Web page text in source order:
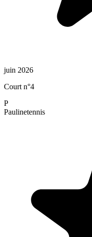
juin 2026
Court n°4
P
Paulinetennis